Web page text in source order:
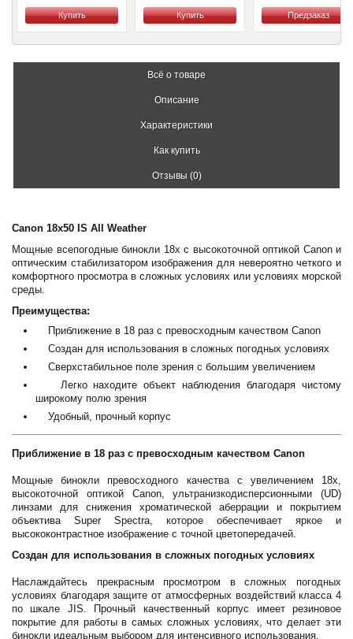
Купить Купить
Купить
Всё о товаре
Описание
Характеристики
Как купить
Отзывы (0)
Canon 18x50 IS All Weather
Мощные всепогодные бинокли 18x с высокоточной оптикой Canon и
оптическим стабилизатором изображения для невероятно четкого и
комфортного просмотра в сложных условиях или условиях морской
среды.
Преимущества:
Приближение в 18 раз с превосходным качеством Canon
Создан для использования в сложных погодных условиях
Сверхстабильное поле зрения с большим увеличением
Легко находите объект наблюдения благодаря чистому
широкому полю зрения
Удобный, прочный корпус
Приближение в 18 раз с превосходным качеством Canon
Мощные бинокли превосходного качества с увеличением 18x,
высокоточной оптикой Canon, ультранизкодисперсионными (UD)
линзами для снижения хроматической аберрации и покрытием
объектива Super Spectra, которое обеспечивает яркое и
высококонтрастное изображение с точной цветопередачей.
Создан для использования в сложных погодных условиях
Наслаждайтесь прекрасным просмотром в сложных погодных
условиях благодаря защите от атмосферных воздействий класса 4
по шкале JIS. Прочный качественный корпус имеет резиновое
покрытие для работы в самых сложных условиях, что делает эти
бинокли идеальным выбором для интенсивного использования.